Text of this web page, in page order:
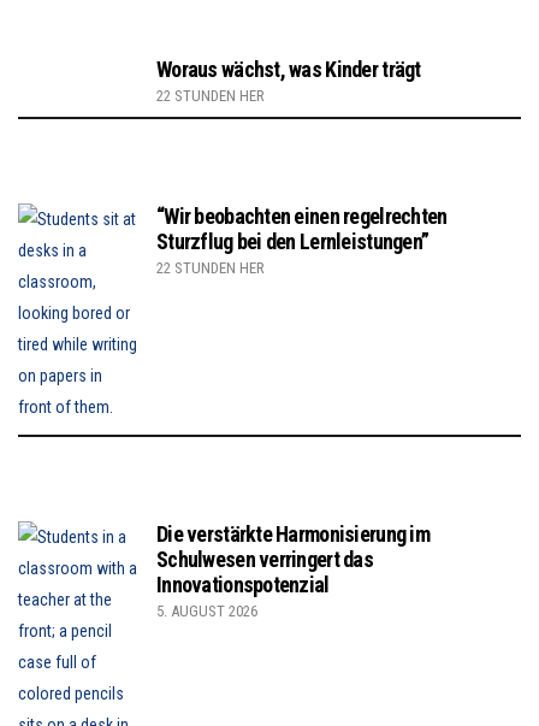
Woraus wächst, was Kinder trägt
22 STUNDEN HER
“Wir beobachten einen regelrechten
Sturzflug bei den Lernleistungen”
22 STUNDEN HER
Die verstärkte Harmonisierung im
Schulwesen verringert das
Innovationspotenzial
5. AUGUST 2026